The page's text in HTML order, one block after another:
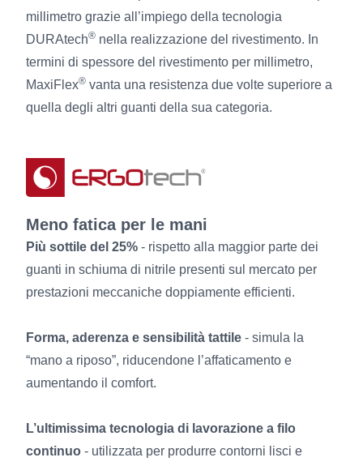
millimetro grazie all’impiego della tecnologia
DURAtech® nella realizzazione del rivestimento. In
termini di spessore del rivestimento per millimetro,
MaxiFlex® vanta una resistenza due volte superiore a
quella degli altri guanti della sua categoria.
Meno fatica per le mani
Più sottile del 25% - rispetto alla maggior parte dei
guanti in schiuma di nitrile presenti sul mercato per
prestazioni meccaniche doppiamente efficienti.
Forma, aderenza e sensibilità tattile - simula la
“mano a riposo”, riducendone l’affaticamento e
aumentando il comfort.
L’ultimissima tecnologia di lavorazione a filo
continuo - utilizzata per produrre contorni lisci e